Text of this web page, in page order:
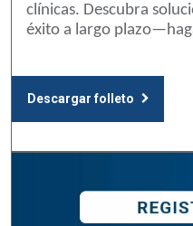
clínicas. Descubra
éxito a largo
Descargar folleto